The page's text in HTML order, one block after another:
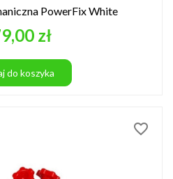
PowerFix White
zł
do koszyka
favorite_border